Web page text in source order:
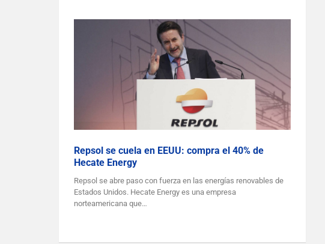
Repsol se cuela en EEUU: compra el 40% de
Hecate Energy
Repsol se abre paso con fuerza en las energías renovables de
Estados Unidos. Hecate Energy es una empresa
norteamericana que…